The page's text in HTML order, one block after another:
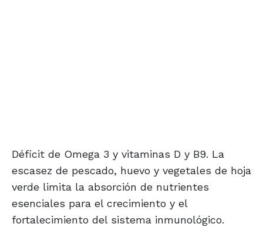
Déficit de Omega 3 y vitaminas D y B9. La
escasez de pescado, huevo y vegetales de hoja
verde limita la absorción de nutrientes
esenciales para el crecimiento y el
fortalecimiento del sistema inmunológico.